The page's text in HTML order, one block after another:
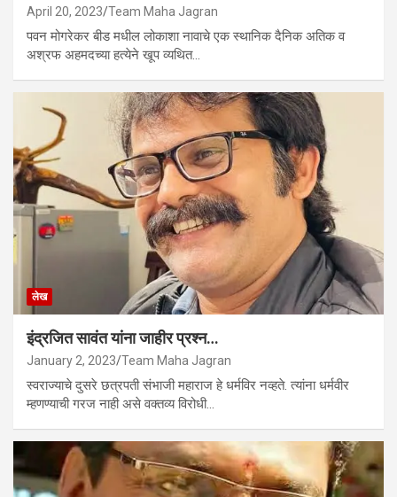
April 20, 2023 Team Maha Jagran
पवन मोगरेकर बीड मधील लोकाशा नावाचे एक स्थानिक दैनिक अतिक व
अश्रफ अहमदच्या हत्येने खूप व्यथित…
लेख
इंद्रजित सावंत यांना जाहीर प्रश्न…
January 2, 2023 Team Maha Jagran
स्वराज्याचे दुसरे छत्रपती संभाजी महाराज हे धर्मविर नव्हते. त्यांना धर्मवीर
म्हणण्याची गरज नाही असे वक्तव्य विरोधी…